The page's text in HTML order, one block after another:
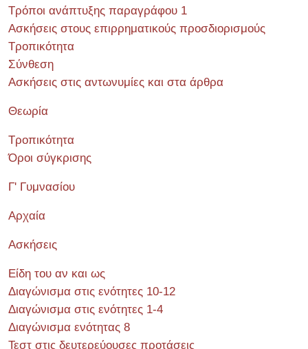
Τρόποι ανάπτυξης παραγράφου 1
Ασκήσεις στους επιρρηματικούς προσδιορισμούς
Τροπικότητα
Σύνθεση
Ασκήσεις στις αντωνυμίες και στα άρθρα
Θεωρία
Τροπικότητα
Όροι σύγκρισης
Γ' Γυμνασίου
Αρχαία
Ασκήσεις
Είδη του αν και ως
Διαγώνισμα στις ενότητες 10-12
Διαγώνισμα στις ενότητες 1-4
Διαγώνισμα ενότητας 8
Τεστ στις δευτερεύουσες προτάσεις